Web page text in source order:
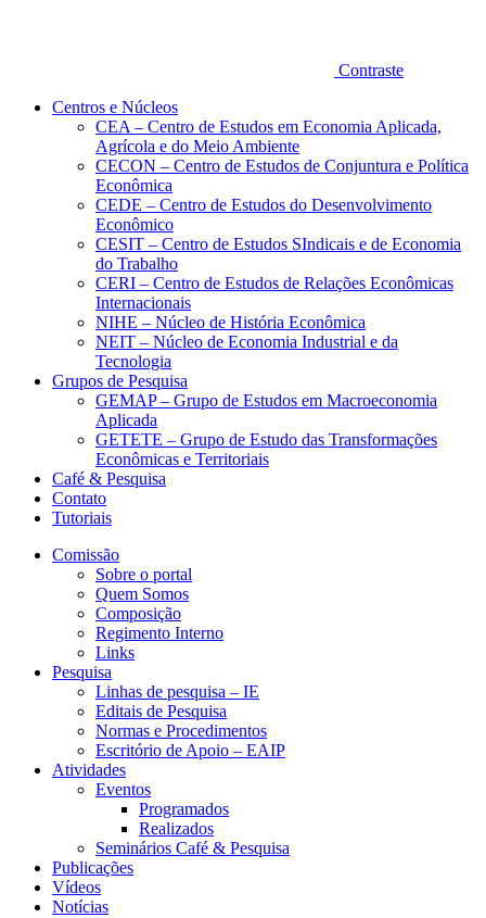
Contraste
Centros e Núcleos
CEA – Centro de Estudos em Economia Aplicada,
Agrícola e do Meio Ambiente
CECON – Centro de Estudos de Conjuntura e Política
Econômica
CEDE – Centro de Estudos do Desenvolvimento
Econômico
CESIT – Centro de Estudos SIndicais e de Economia
do Trabalho
CERI – Centro de Estudos de Relações Econômicas
Internacionais
NIHE – Núcleo de História Econômica
NEIT – Núcleo de Economia Industrial e da
Tecnologia
Grupos de Pesquisa
GEMAP – Grupo de Estudos em Macroeconomia
Aplicada
GETETE – Grupo de Estudo das Transformações
Econômicas e Territoriais
Café & Pesquisa
Contato
Tutoriais
Comissão
Sobre o portal
Quem Somos
Composição
Regimento Interno
Links
Pesquisa
Linhas de pesquisa – IE
Editais de Pesquisa
Normas e Procedimentos
Escritório de Apoio – EAIP
Atividades
Eventos
Programados
Realizados
Seminários Café & Pesquisa
Publicações
Vídeos
Notícias